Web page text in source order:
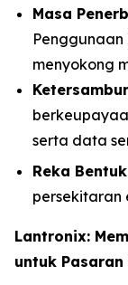
Masa
menyokong
serta data
Reka
persekitaran
Lantronix:
untuk